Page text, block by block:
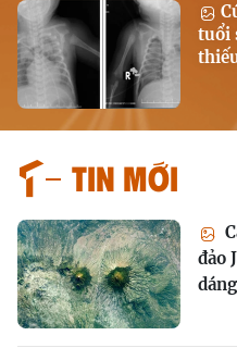
tuổi
Tin mới
đảo